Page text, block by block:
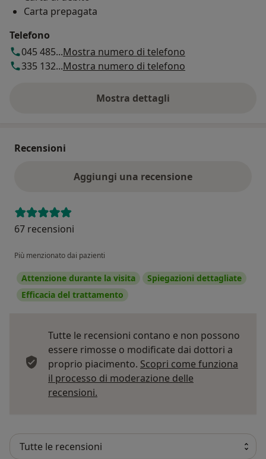
Carta prepagata
Telefono
045 485...Mostra numero di telefono
335 132...Mostra numero di telefono
Mostra dettagli
sull'indirizzo
Recensioni
Aggiungi una recensione
67 recensioni
Più menzionato dai pazienti
Attenzione durante la visita
Spiegazioni dettagliate
Efficacia del trattamento
Tutte le recensioni contano e non possono
essere rimosse o modificate dai dottori a
proprio piacimento. Scopri come funziona
il processo di moderazione delle
recensioni.